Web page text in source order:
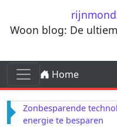
Ga naar de inhoud
Woon blog: De
Ga naar de inhoud
Hoofdnavigatie
Home
Zonbesparende
energie te besparen